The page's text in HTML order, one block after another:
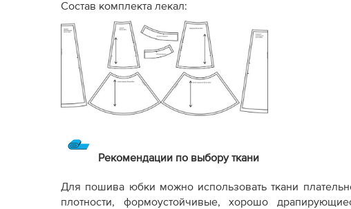
Состав комплекта лекал:
Рекомендации по выбору ткани
Для пошива юбки можно использовать ткани
плотности, формоустойчивые, хорошо